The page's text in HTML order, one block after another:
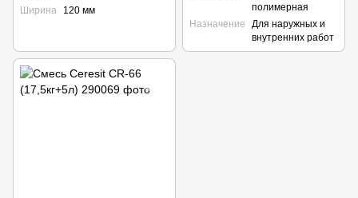
Ширина
120 мм
полимерная
Назначение
Для наружных и
внутренних работ